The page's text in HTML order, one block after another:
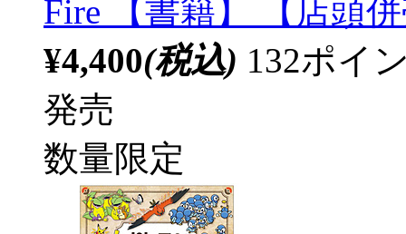
Fire 【書籍】 【店頭
¥4,400(税込) 132ポイ
発売
数量限定